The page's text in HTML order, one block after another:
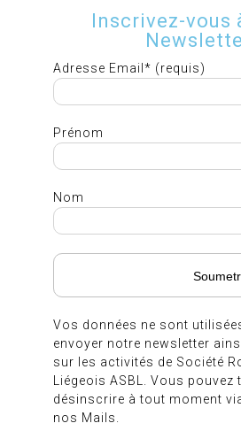
Inscrivez-vous
Adresse Email* (requis)
Prénom
Nom
Vos données ne sont
envoyer notre newsletter
sur les activités de Société
Liégeois ASBL. Vous
désinscrire à tout moment
nos Mails.